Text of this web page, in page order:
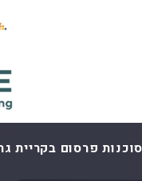
סוכנות פרסום בקריית